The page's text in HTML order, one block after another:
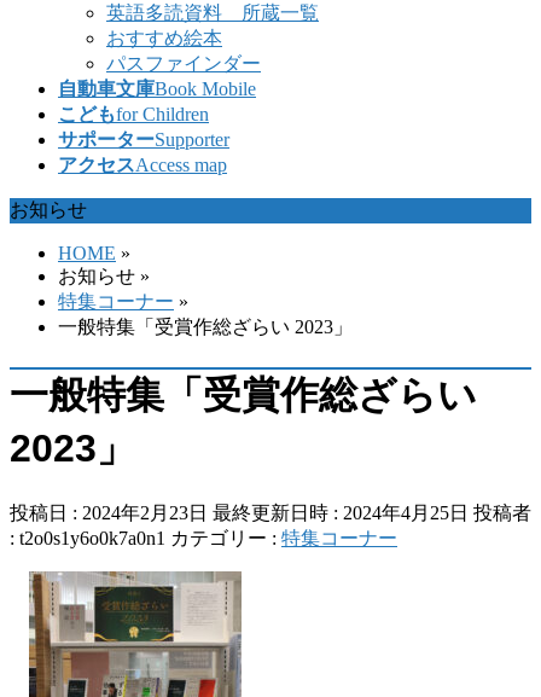
英語多読資料 所蔵一覧
おすすめ絵本
パスファインダー
自動車文庫Book Mobile
こどもfor Children
サポーターSupporter
アクセスAccess map
お知らせ
HOME »
お知らせ »
特集コーナー »
一般特集「受賞作総ざらい 2023」
一般特集「受賞作総ざらい
2023」
投稿日 : 2024年2月23日 最終更新日時 : 2024年4月25日 投稿者
: t2o0s1y6o0k7a0n1 カテゴリー : 特集コーナー